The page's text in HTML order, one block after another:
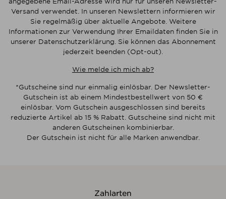
Versand verwendet. In unseren Newslettern informieren wir
Sie regelmäßig über aktuelle Angebote. Weitere
Informationen zur Verwendung Ihrer Emaildaten finden Sie in
unserer Datenschutzerklärung. Sie können das Abonnement
jederzeit beenden (Opt-out).
Wie melde ich mich ab?
*Gutscheine sind nur einmalig einlösbar. Der Newsletter-
Gutschein ist ab einem Mindestbestellwert von 50 €
einlösbar. Vom Gutschein ausgeschlossen sind bereits
reduzierte Artikel ab 15 % Rabatt. Gutscheine sind nicht mit
anderen Gutscheinen kombinierbar.
Der Gutschein ist nicht für alle Marken anwendbar.
Zahlarten